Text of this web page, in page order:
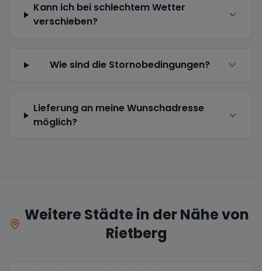
Kann ich bei schlechtem Wetter
verschieben?
Wie sind die Stornobedingungen?
Lieferung an meine Wunschadresse
möglich?
Weitere Städte in der Nähe von
Rietberg